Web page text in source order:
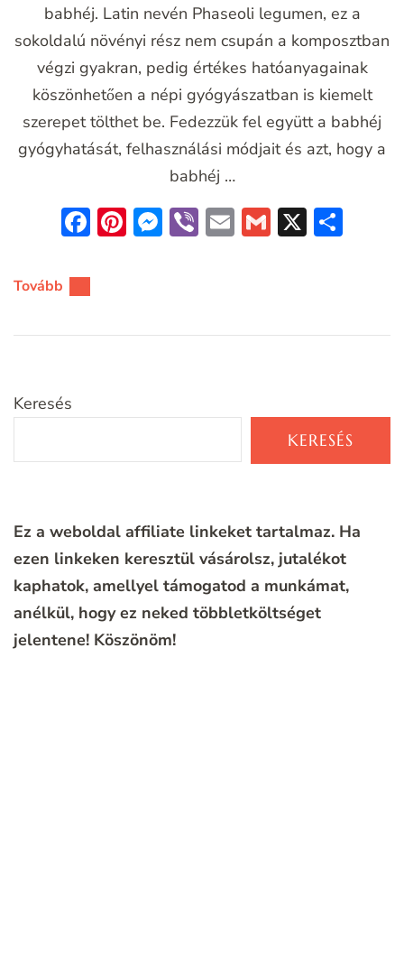
babhéj. Latin nevén Phaseoli legumen, ez a
sokoldalú növényi rész nem csupán a komposztban
végzi gyakran, pedig értékes hatóanyagainak
köszönhetően a népi gyógyászatban is kiemelt
szerepet tölthet be. Fedezzük fel együtt a babhéj
gyógyhatását, felhasználási módjait és azt, hogy a
babhéj …
Facebook
Pinterest
Messenger
ViberEmailGmail
X
Tovább
Keresés
KERESÉS
Ez a weboldal affiliate linkeket tartalmaz. Ha
ezen linkeken keresztül vásárolsz, jutalékot
kaphatok, amellyel támogatod a munkámat,
anélkül, hogy ez neked többletköltséget
jelentene! Köszönöm!